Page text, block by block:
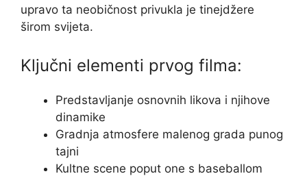
upravo ta neobičnost privukla je tinejdžere
širom svijeta.
Ključni elementi prvog filma:
Predstavljanje osnovnih likova i njihove
dinamike
Gradnja atmosfere malenog grada punog
tajni
Kultne scene poput one s baseballom